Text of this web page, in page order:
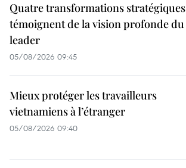
Quatre transformations stratégiques
témoignent de la vision profonde du
leader
05/08/2026 09:45
Mieux protéger les travailleurs
vietnamiens à l’étranger
05/08/2026 09:40